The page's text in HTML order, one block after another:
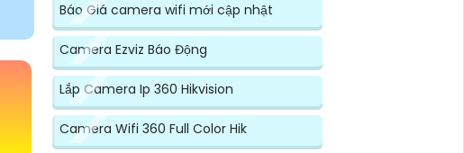
Báo Giá camera wifi mới cập nhật
Camera Ezviz Báo Động
Lắp Camera Ip 360 Hikvision
Camera Wifi 360 Full Color Hik